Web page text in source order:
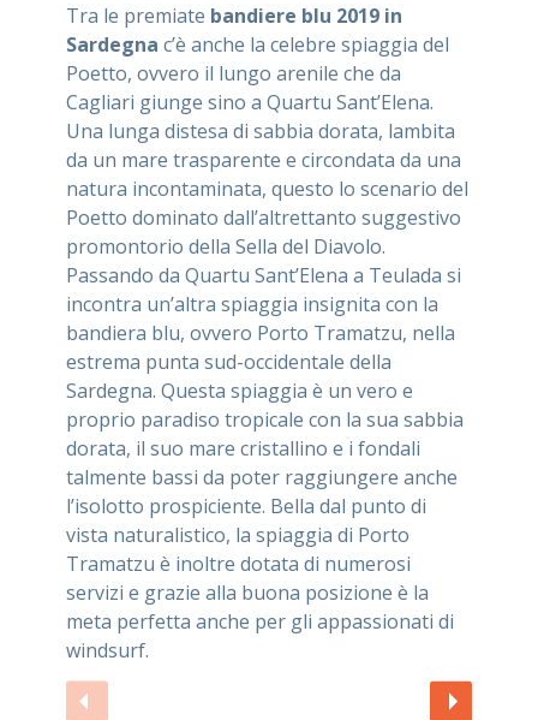
Tra le premiate bandiere blu 2019 in
Sardegna c’è anche la celebre spiaggia del
Poetto, ovvero il lungo arenile che da
Cagliari giunge sino a Quartu Sant’Elena.
Una lunga distesa di sabbia dorata, lambita
da un mare trasparente e circondata da una
natura incontaminata, questo lo scenario del
Poetto dominato dall’altrettanto suggestivo
promontorio della Sella del Diavolo.
Passando da Quartu Sant’Elena a Teulada si
incontra un’altra spiaggia insignita con la
bandiera blu, ovvero Porto Tramatzu, nella
estrema punta sud-occidentale della
Sardegna. Questa spiaggia è un vero e
proprio paradiso tropicale con la sua sabbia
dorata, il suo mare cristallino e i fondali
talmente bassi da poter raggiungere anche
l’isolotto prospiciente. Bella dal punto di
vista naturalistico, la spiaggia di Porto
Tramatzu è inoltre dotata di numerosi
servizi e grazie alla buona posizione è la
meta perfetta anche per gli appassionati di
windsurf.